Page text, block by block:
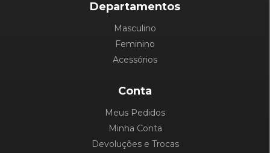
Departamentos
Masculino
Feminino
Acessórios
Conta
Meus Pedidos
Minha Conta
Devoluções e Trocas